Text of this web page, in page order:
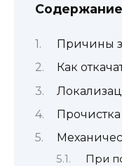
Содержание
Причины
Как
Прочистка
При